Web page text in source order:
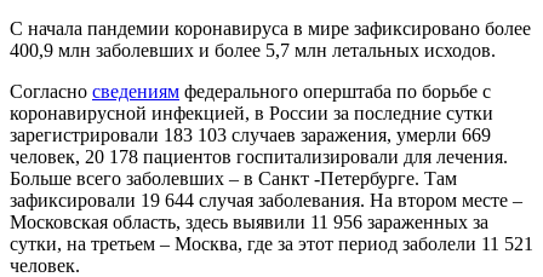
С начала пандемии коронавируса в мире зафиксировано более
400,9 млн заболевших и более 5,7 млн летальных исходов.
Согласно сведениям федерального оперштаба по борьбе с
коронавирусной инфекцией, в России за последние сутки
зарегистрировали 183 103 случаев заражения, умерли 669
человек, 20 178 пациентов госпитализировали для лечения.
Больше всего заболевших – в Санкт -Петербурге. Там
зафиксировали 19 644 случая заболевания. На втором месте –
Московская область, здесь выявили 11 956 зараженных за
сутки, на третьем – Москва, где за этот период заболели 11 521
человек.